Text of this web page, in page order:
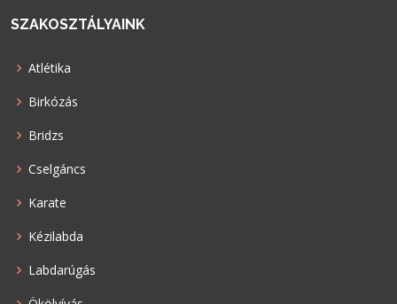
SZAKOSZTÁLYAINK
Atlétika
Birkózás
Bridzs
Cselgáncs
Karate
Kézilabda
Labdarúgás